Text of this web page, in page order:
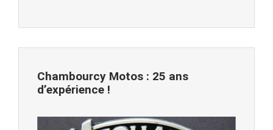
Chambourcy Motos : 25 ans
d’expérience !